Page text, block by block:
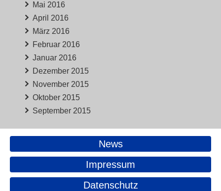
Mai 2016
April 2016
März 2016
Februar 2016
Januar 2016
Dezember 2015
November 2015
Oktober 2015
September 2015
News
Impressum
Datenschutz